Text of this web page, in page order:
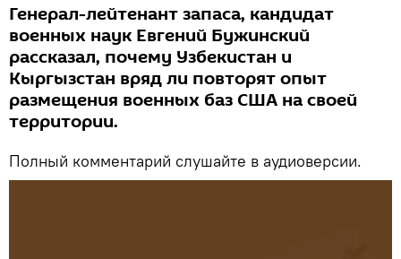
Генерал-лейтенант запаса, кандидат
военных наук Евгений Бужинский
рассказал, почему Узбекистан и
Кыргызстан вряд ли повторят опыт
размещения военных баз США на своей
территории.
Полный комментарий слушайте в аудиоверсии.